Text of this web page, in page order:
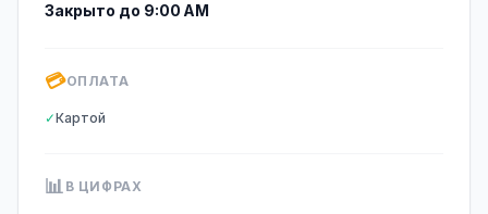
Закрыто до 9:00 AM
💳ОПЛАТА
✓Картой
📊 В ЦИФРАХ